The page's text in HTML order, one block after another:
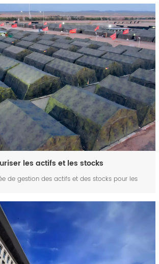
les actifs et les stocks
de gestion des actifs et des stocks pour les
lignePrincipaux avantagesVisibilité des actifs
des registres numériques centralisés pour les
et matériaux sensibles.I...